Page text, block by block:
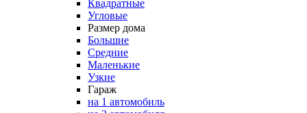
Квадратные
Угловые
Размер дома
Большие
Средние
Маленькие
Узкие
Гараж
на 1 автомобиль